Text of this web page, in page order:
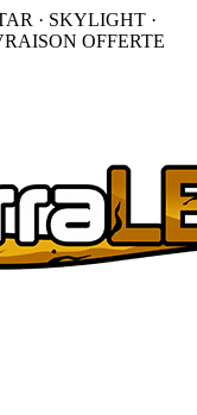
· SKYLIGHT ·
OFFERTE